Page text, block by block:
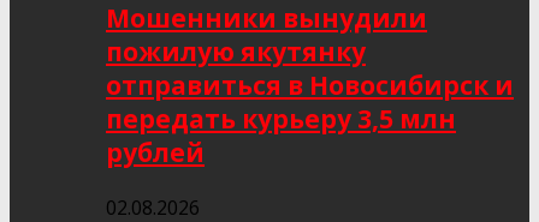
Мошенники вынудили
пожилую якутянку
отправиться в Новосибирск и
передать курьеру 3,5 млн
рублей
02.08.2026